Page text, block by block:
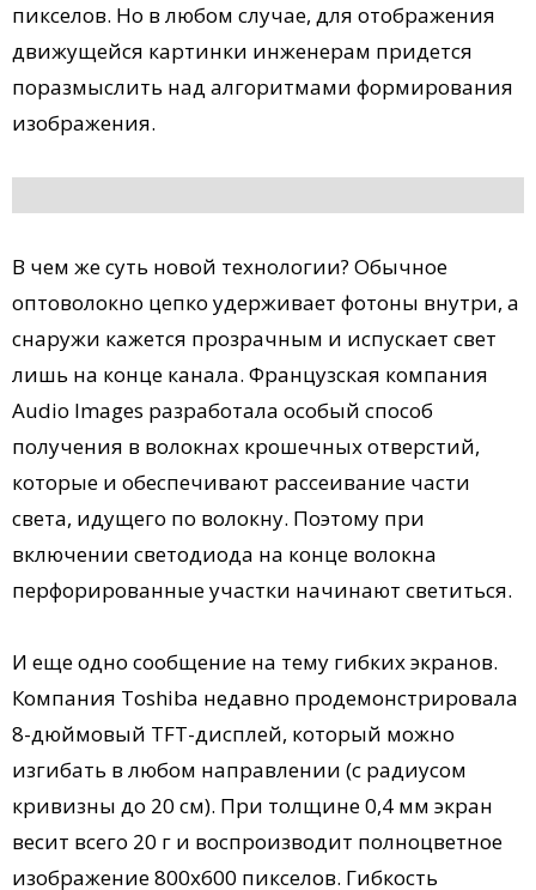
пикселов. Но в любом случае, для отображения
движущейся картинки инженерам придется
поразмыслить над алгоритмами формирования
изображения.
В чем же суть новой технологии? Обычное
оптоволокно цепко удерживает фотоны внутри, а
снаружи кажется прозрачным и испускает свет
лишь на конце канала. Французская компания
Audio Images разработала особый способ
получения в волокнах крошечных отверстий,
которые и обеспечивают рассеивание части
света, идущего по волокну. Поэтому при
включении светодиода на конце волокна
перфорированные участки начинают светиться.
И еще одно сообщение на тему гибких экранов.
Компания Toshiba недавно продемонстрировала
8-дюймовый TFT-дисплей, который можно
изгибать в любом направлении (с радиусом
кривизны до 20 см). При толщине 0,4 мм экран
весит всего 20 г и воспроизводит полноцветное
изображение 800x600 пикселов. Гибкость